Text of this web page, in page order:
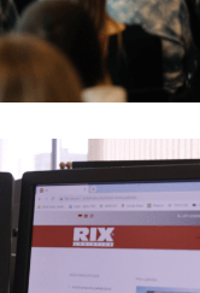
– ko mēs
plānots rīt